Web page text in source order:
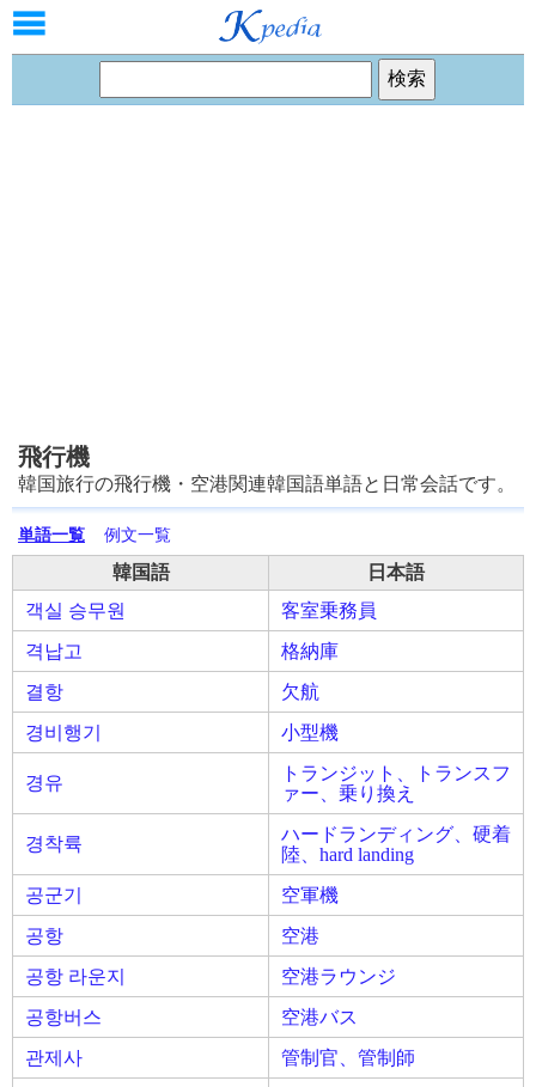
飛行機
韓国旅行の飛行機・空港関連韓国語単語と日常会話です。
単語一覧 例文一覧
韓国語
日本語
객실 승무원
客室乗務員
격납고
格納庫
결항
欠航
경비행기
小型機
경유
トランジット、トランスフ
ァー、乗り換え
경착륙
ハードランディング、硬着
陸、hard landing
공군기
空軍機
공항
空港
공항 라운지
空港ラウンジ
공항버스
空港バス
관제사
管制官、管制師